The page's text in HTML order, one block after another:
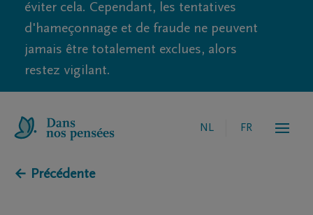
éviter cela. Cependant, les tentatives
d'hameçonnage et de fraude ne peuvent
jamais être totalement exclues, alors
restez vigilant.
NL FR
← Précédente